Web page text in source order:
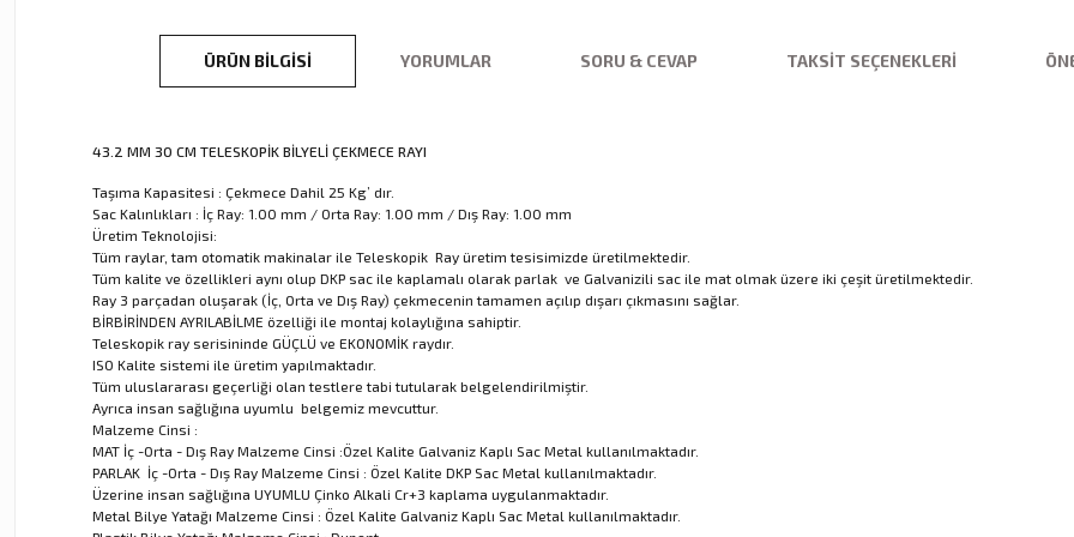
ÜRÜN BILGISI YORUMLAR SORU & CEVAP TAKSIT SEÇENEKLERI
43.2 MM 30 CM TELESKOPİK BİLYELİ ÇEKMECE RAYI
Taşıma Kapasitesi : Çekmece Dahil 25 Kg’ dır.
Sac Kalınlıkları : İç Ray: 1.00 mm / Orta Ray: 1.00 mm / Dış Ray: 1.00 mm
Üretim Teknolojisi:
Tüm raylar, tam otomatik makinalar ile Teleskopik Ray üretim tesisimizde üretilmektedir.
Tüm kalite ve özellikleri aynı olup DKP sac ile kaplamalı olarak parlak ve Galvanizili sac ile mat olmak üzere iki çeşit üretilmektedir.
Ray 3 parçadan oluşarak (İç, Orta ve Dış Ray) çekmecenin tamamen açılıp dışarı çıkmasını sağlar.
BİRBİRİNDEN AYRILABİLME özelliği ile montaj kolaylığına sahiptir.
Teleskopik ray serisininde GÜÇLÜ ve EKONOMİK raydır.
ISO Kalite sistemi ile üretim yapılmaktadır.
Tüm uluslararası geçerliği olan testlere tabi tutularak belgelendirilmiştir.
Ayrıca insan sağlığına uyumlu belgemiz mevcuttur.
Malzeme Cinsi :
MAT İç -Orta - Dış Ray Malzeme Cinsi :Özel Kalite Galvaniz Kaplı Sac Metal kullanılmaktadır.
PARLAK İç -Orta - Dış Ray Malzeme Cinsi : Özel Kalite DKP Sac Metal kullanılmaktadır.
Üzerine insan sağlığına UYUMLU Çinko Alkali Cr+3 kaplama uygulanmaktadır.
Metal Bilye Yatağı Malzeme Cinsi : Özel Kalite Galvaniz Kaplı Sac Metal kullanılmaktadır.